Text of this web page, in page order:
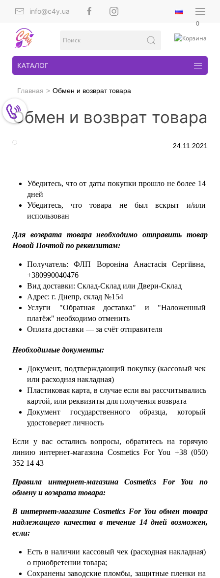
info@c4y.ua
0
КАТАЛОГ
Главная Обмен и возврат товара
Обмен и возврат товара
24.11.2021
Убедитесь, что от даты покупки прошло не более 14
дней
Убедитесь, что товара не был вскрыт и/или
использован
Для возврата товара необходимо отправить товар
Новой Почтой по реквизитам:
Получатель: ФЛП Вороніна Анастасія Сергіївна,
+380990040476
Вид доставки: Склад-Склад или Двери-Склад
Адрес: г. Днепр, склад №154
Услуги "Обратная доставка" и "Наложенный
платёж" необходимо отменить
Оплата доставки — за счёт отправителя
Необходимые документы:
Документ, подтверждающий покупку (кассовый чек
или расходная накладная)
Пластиковая карта, в случае если вы рассчитывались
картой, или реквизиты для получения возврата
Документ государственного образца, который
удостоверяет личность
Если у вас остались вопросы, обратитесь на горячую
линию интернет-магазина Cosmetics For You +38 (050)
352 14 43
Правила интернет-магазина Cosmetics For You по
обмену и возврата товара:
В интернет-магазине Cosmetics For You обмен товара
надлежащего качества в течение 14 дней возможен,
если:
Есть в наличии кассовый чек (расходная накладная)
о приобретении товара;
Сохранены заводские пломбы, защитные пленки на